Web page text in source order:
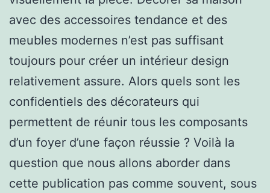
avec des accessoires tendance et des
meubles modernes n’est pas suffisant
toujours pour créer un intérieur design
relativement assure. Alors quels sont les
confidentiels des décorateurs qui
permettent de réunir tous les composants
d’un foyer d’une façon réussie ? Voilà la
question que nous allons aborder dans
cette publication pas comme souvent, sous